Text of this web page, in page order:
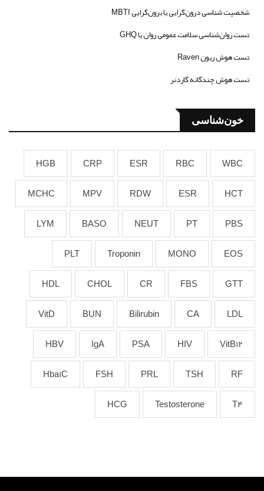
شخصیت شناسی درون‌گرایی یا برون‌گرایی MBTI
تست روان‌شناسی سلامت عمومی روان یا GHQ
تست هوش ریون Raven
تست هوش چندگانه گاردنر
خون‌شناسی
WBC
RBC
ESR
CRP
HGB
HCT
ESR
RDW
MPV
MCHC
PBS
PT
NEUT
BASO
LYM
EOS
MONO
Troponin
PLT
GTT
FBS
CR
CHOL
HDL
LDL
CA
Bilirubin
BUN
VitD
VitB12
HIV
PSA
IgA
HBV
RF
TSH
PRL
FSH
Hba1C
T4
Testosterone
HCG